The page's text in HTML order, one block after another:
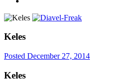
Keles
Posted December 27, 2014
Keles